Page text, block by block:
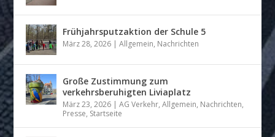
Frühjahrsputzaktion der Schule 5
März 28, 2026 |Allgemein, Nachrichten
Große Zustimmung zum
verkehrsberuhigten Liviaplatz
März 23, 2026 |AG Verkehr,Allgemein, Nachrichten,
Presse, Startseite